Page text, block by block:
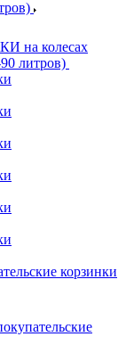
на колесах
литров)
корзинки